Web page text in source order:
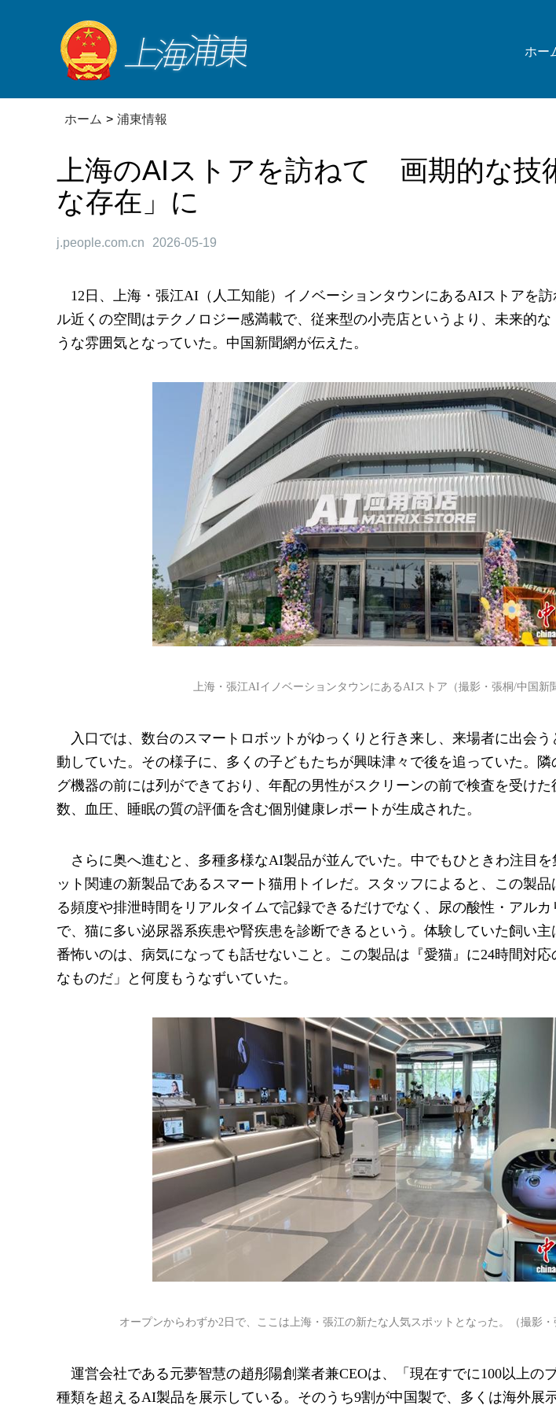
ホー
ホーム > 浦東情報
上海のAIストアを訪ねて 画期的な技
な存在」に
j.people.com.cn 2026-05-19
12日、上海・張江AI（人工知能）イノベーションタウンにあるAIストアを訪
ル近くの空間はテクノロジー感満載で、従来型の小売店というより、未来的な
うな雰囲気となっていた。中国新聞網が伝えた。
上海・張江AIイノベーションタウンにあるAIストア（撮影・張桐/中国新
入口では、数台のスマートロボットがゆっくりと行き来し、来場者に出会
動していた。その様子に、多くの子どもたちが興味津々で後を追っていた。
グ機器の前には列ができており、年配の男性がスクリーンの前で検査を受け
数、血圧、睡眠の質の評価を含む個別健康レポートが生成された。
さらに奥へ進むと、多種多様なAI製品が並んでいた。中でもひときわ注目
ット関連の新製品であるスマート猫用トイレだ。スタッフによると、この製
る頻度や排泄時間をリアルタイムで記録できるだけでなく、尿の酸性・アルカ
で、猫に多い泌尿器系疾患や腎疾患を診断できるという。体験していた飼い
番怖いのは、病気になっても話せないこと。この製品は『愛猫』に24時間対応
なものだ」と何度もうなずいていた。
オープンからわずか2日で、ここは上海・張江の新たな人気スポットとなった。（撮影・
運営会社である元夢智慧の趙彤陽創業者兼CEOは、「現在すでに100以上の
種類を超えるAI製品を展示している。そのうち9割が中国製で、多くは海外展